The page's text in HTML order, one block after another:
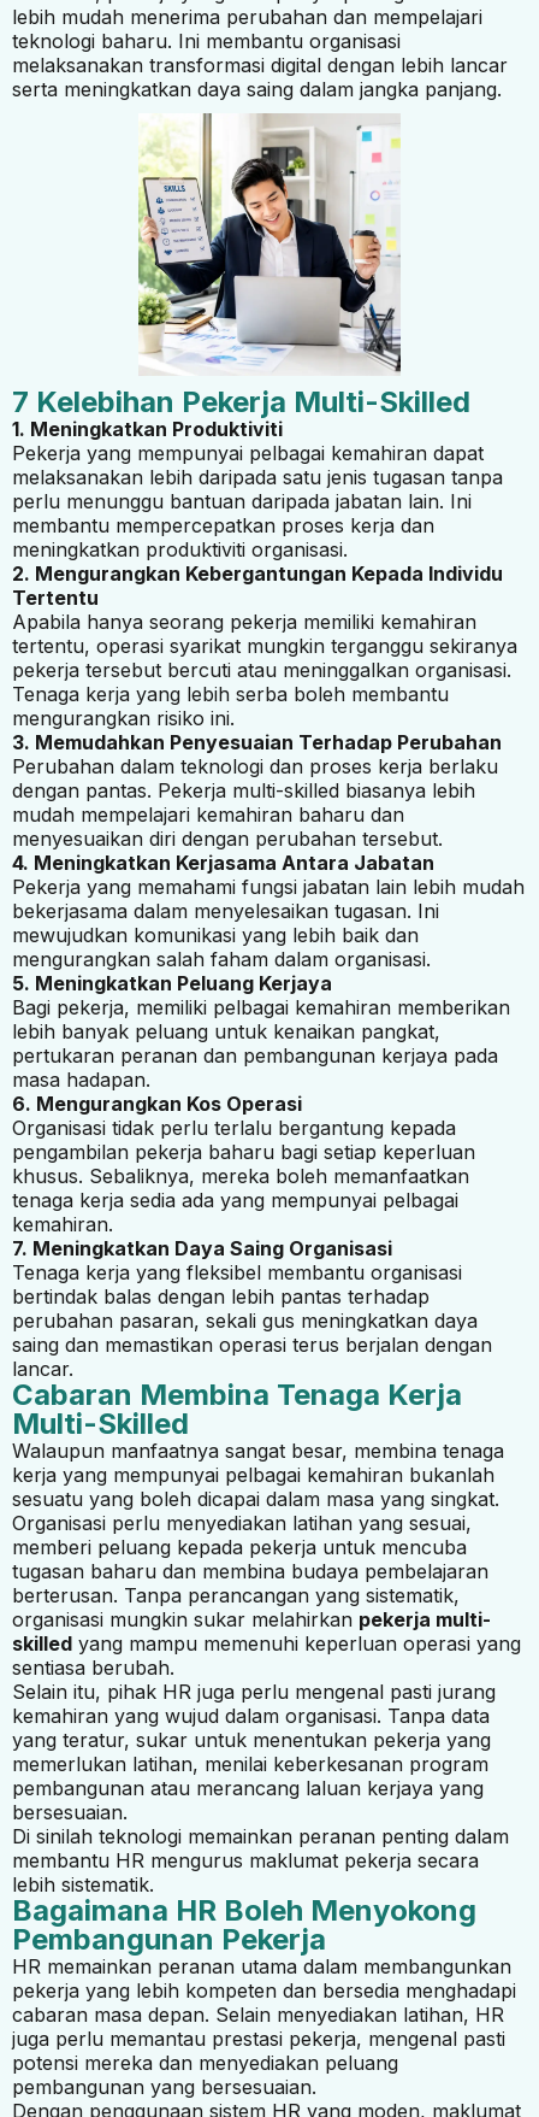
lebih mudah menerima perubahan dan mempelajari
teknologi baharu. Ini membantu organisasi
melaksanakan transformasi digital dengan lebih lancar
serta meningkatkan daya saing dalam jangka panjang.
7 Kelebihan Pekerja Multi-Skilled
1. Meningkatkan Produktiviti
Pekerja yang mempunyai pelbagai kemahiran dapat
melaksanakan lebih daripada satu jenis tugasan tanpa
perlu menunggu bantuan daripada jabatan lain. Ini
membantu mempercepatkan proses kerja dan
meningkatkan produktiviti organisasi.
2. Mengurangkan Kebergantungan Kepada Individu
Tertentu
Apabila hanya seorang pekerja memiliki kemahiran
tertentu, operasi syarikat mungkin terganggu sekiranya
pekerja tersebut bercuti atau meninggalkan organisasi.
Tenaga kerja yang lebih serba boleh membantu
mengurangkan risiko ini.
3. Memudahkan Penyesuaian Terhadap Perubahan
Perubahan dalam teknologi dan proses kerja berlaku
dengan pantas. Pekerja multi-skilled biasanya lebih
mudah mempelajari kemahiran baharu dan
menyesuaikan diri dengan perubahan tersebut.
4. Meningkatkan Kerjasama Antara Jabatan
Pekerja yang memahami fungsi jabatan lain lebih mudah
bekerjasama dalam menyelesaikan tugasan. Ini
mewujudkan komunikasi yang lebih baik dan
mengurangkan salah faham dalam organisasi.
5. Meningkatkan Peluang Kerjaya
Bagi pekerja, memiliki pelbagai kemahiran memberikan
lebih banyak peluang untuk kenaikan pangkat,
pertukaran peranan dan pembangunan kerjaya pada
masa hadapan.
6. Mengurangkan Kos Operasi
Organisasi tidak perlu terlalu bergantung kepada
pengambilan pekerja baharu bagi setiap keperluan
khusus. Sebaliknya, mereka boleh memanfaatkan
tenaga kerja sedia ada yang mempunyai pelbagai
kemahiran.
7. Meningkatkan Daya Saing Organisasi
Tenaga kerja yang fleksibel membantu organisasi
bertindak balas dengan lebih pantas terhadap
perubahan pasaran, sekali gus meningkatkan daya
saing dan memastikan operasi terus berjalan dengan
lancar.
Cabaran Membina Tenaga Kerja
Multi-Skilled
Walaupun manfaatnya sangat besar, membina tenaga
kerja yang mempunyai pelbagai kemahiran bukanlah
sesuatu yang boleh dicapai dalam masa yang singkat.
Organisasi perlu menyediakan latihan yang sesuai,
memberi peluang kepada pekerja untuk mencuba
tugasan baharu dan membina budaya pembelajaran
berterusan. Tanpa perancangan yang sistematik,
organisasi mungkin sukar melahirkan pekerja multi-
skilled yang mampu memenuhi keperluan operasi yang
sentiasa berubah.
Selain itu, pihak HR juga perlu mengenal pasti jurang
kemahiran yang wujud dalam organisasi. Tanpa data
yang teratur, sukar untuk menentukan pekerja yang
memerlukan latihan, menilai keberkesanan program
pembangunan atau merancang laluan kerjaya yang
bersesuaian.
Di sinilah teknologi memainkan peranan penting dalam
membantu HR mengurus maklumat pekerja secara
lebih sistematik.
Bagaimana HR Boleh Menyokong
Pembangunan Pekerja
HR memainkan peranan utama dalam membangunkan
pekerja yang lebih kompeten dan bersedia menghadapi
cabaran masa depan. Selain menyediakan latihan, HR
juga perlu memantau prestasi pekerja, mengenal pasti
potensi mereka dan menyediakan peluang
pembangunan yang bersesuaian.
Dengan penggunaan sistem HR yang moden, maklumat